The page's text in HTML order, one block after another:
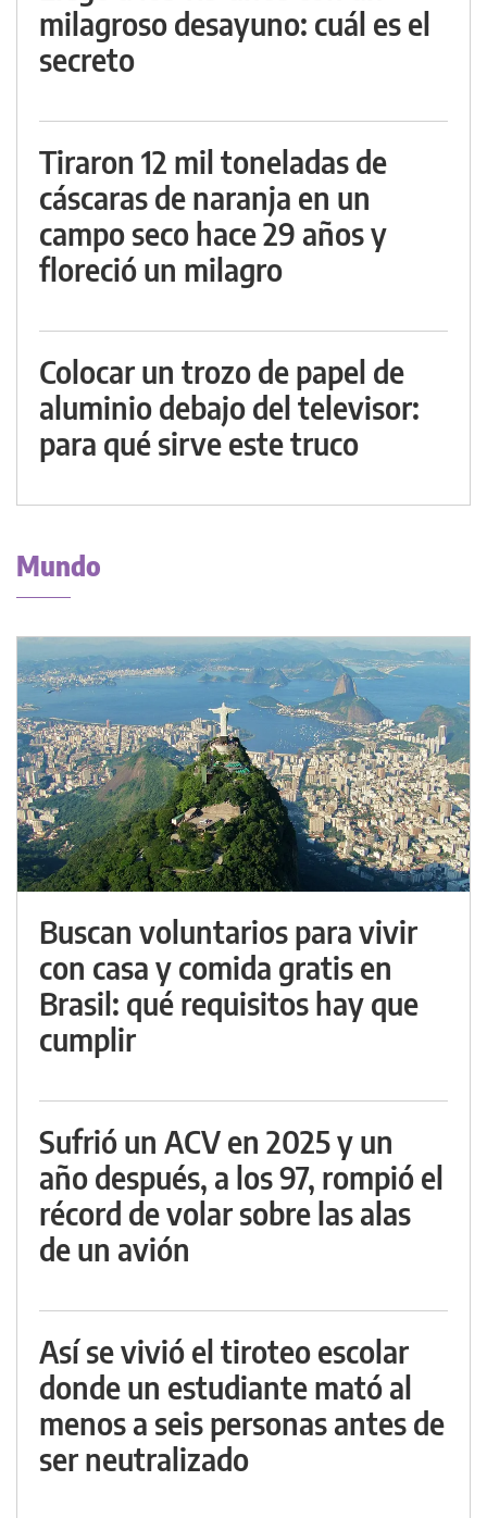
milagroso desayuno: cuál es el
secreto
Tiraron 12 mil toneladas de
cáscaras de naranja en un
campo seco hace 29 años y
floreció un milagro
Colocar un trozo de papel de
aluminio debajo del televisor:
para qué sirve este truco
Mundo
Buscan voluntarios para vivir
con casa y comida gratis en
Brasil: qué requisitos hay que
cumplir
Sufrió un ACV en 2025 y un
año después, a los 97, rompió el
récord de volar sobre las alas
de un avión
Así se vivió el tiroteo escolar
donde un estudiante mató al
menos a seis personas antes de
ser neutralizado